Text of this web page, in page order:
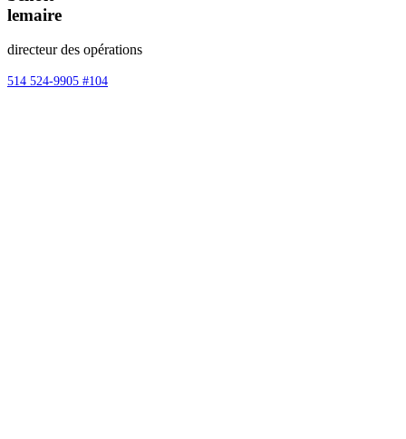
lemaire
directeur des opérations
514 524-9905 #104